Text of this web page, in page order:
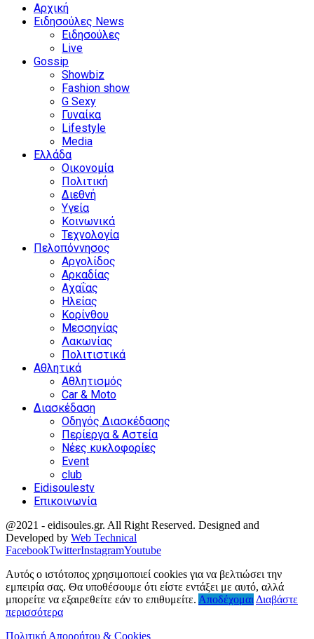
Αρχική
Ειδησούλες News
Ειδησούλες
Live
Gossip
Showbiz
Fashion show
G Sexy
Γυναίκα
Lifestyle
Media
Ελλάδα
Οικονομία
Πολιτική
Διεθνή
Υγεία
Κοινωνικά
Τεχνολογία
Πελοπόννησος
Αργολίδος
Αρκαδίας
Αχαΐας
Ηλείας
Κορίνθου
Μεσσηνίας
Λακωνίας
Πολιτιστικά
Αθλητικά
Αθλητισμός
Car & Moto
Διασκέδαση
Οδηγός Διασκέδασης
Περίεργα & Αστεία
Νέες κυκλοφορίες
Event
club
Eidisoulestv
Επικοινωνία
@2021 - eidisoules.gr. All Right Reserved. Designed and
Developed by Web Technical
FacebookTwitterInstagramYoutube
Αυτός ο ιστότοπος χρησιμοποιεί cookies για να βελτιώσει την
εμπειρία σας. Θα υποθέσουμε ότι είστε εντάξει με αυτό, αλλά
μπορείτε να εξαιρεθείτε εάν το επιθυμείτε. Αποδέχομαι Διαβάστε
περισσότερα
Πολιτική Απορρήτου & Cookies